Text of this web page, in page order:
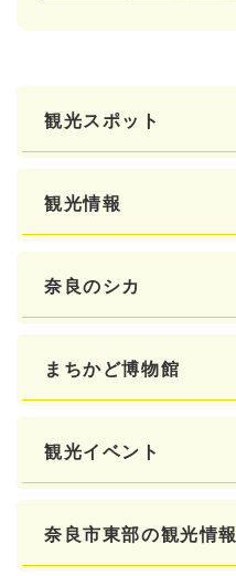
観光スポット
観光情報
奈良のシカ
まちかど博物館
観光イベント
奈良市東部の観光情報